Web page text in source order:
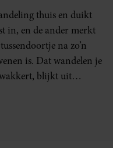
thuis en duikt
in, en de ander merkt
na zo’n
is. Dat wandelen je
blijkt uit